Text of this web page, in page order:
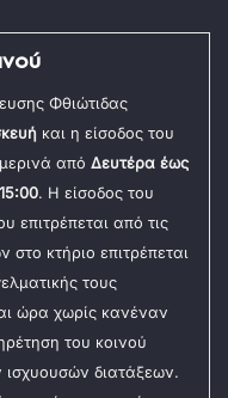
Φθιώτιδας
και η είσοδος του
από Δευτέρα έως
. Η είσοδος του
επιτρέπεται από τις
κτήριο επιτρέπεται
τους
ώρα χωρίς κανέναν
του κοινού
ισχυουσών διατάξεων.